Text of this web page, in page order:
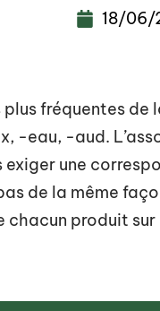
18/06/
fréquentes
-eau, -aud.
une
de la même
produit